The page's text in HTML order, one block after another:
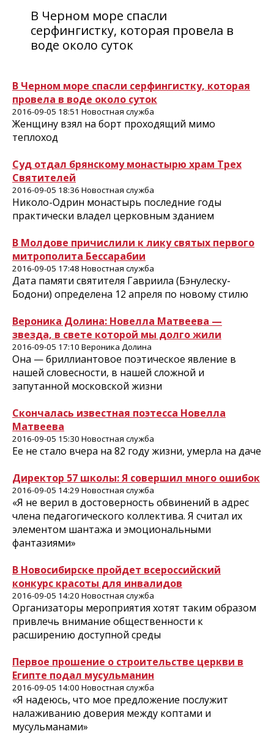
В Черном море спасли
серфингистку, которая провела в
воде около суток
В Черном море спасли серфингистку, которая
провела в воде около суток
2016-09-05 18:51 Новостная служба
Женщину взял на борт проходящий мимо
теплоход
Суд отдал брянскому монастырю храм Трех
Святителей
2016-09-05 18:36 Новостная служба
Николо-Одрин монастырь последние годы
практически владел церковным зданием
В Молдове причислили к лику святых первого
митрополита Бессарабии
2016-09-05 17:48 Новостная служба
Дата памяти святителя Гавриила (Бэнулеску-
Бодони) определена 12 апреля по новому стилю
Вероника Долина: Новелла Матвеева —
звезда, в свете которой мы долго жили
2016-09-05 17:10 Вероника Долина
Она — бриллиантовое поэтическое явление в
нашей словесности, в нашей сложной и
запутанной московской жизни
Скончалась известная поэтесса Новелла
Матвеева
2016-09-05 15:30 Новостная служба
Ее не стало вчера на 82 году жизни, умерла на даче
Директор 57 школы: Я совершил много ошибок
2016-09-05 14:29 Новостная служба
«Я не верил в достоверность обвинений в адрес
члена педагогического коллектива. Я считал их
элементом шантажа и эмоциональными
фантазиями»
В Новосибирске пройдет всероссийский
конкурс красоты для инвалидов
2016-09-05 14:20 Новостная служба
Организаторы мероприятия хотят таким образом
привлечь внимание общественности к
расширению доступной среды
Первое прошение о строительстве церкви в
Египте подал мусульманин
2016-09-05 14:00 Новостная служба
«Я надеюсь, что мое предложение послужит
налаживанию доверия между коптами и
мусульманами»